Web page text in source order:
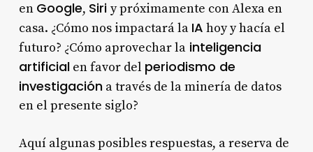
en Google, Siri y próximamente con Alexa en
casa. ¿Cómo nos impactará la IA hoy y hacía el
futuro? ¿Cómo aprovechar lainteligencia
artificialen favor del periodismo de
investigacióna través de la minería de datos
en el presente siglo?
Aquí algunas posibles respuestas, a reserva de